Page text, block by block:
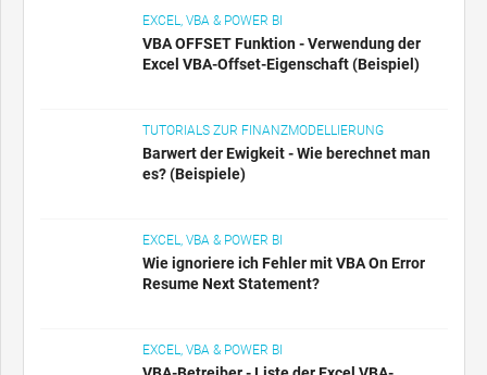
EXCEL, VBA & POWER BI
VBA OFFSET Funktion - Verwendung der
Excel VBA-Offset-Eigenschaft (Beispiel)
TUTORIALS ZUR FINANZMODELLIERUNG
Barwert der Ewigkeit - Wie berechnet man
es? (Beispiele)
EXCEL, VBA & POWER BI
Wie ignoriere ich Fehler mit VBA On Error
Resume Next Statement?
EXCEL, VBA & POWER BI